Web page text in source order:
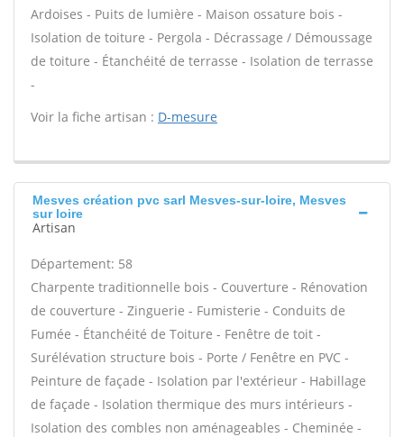
Ardoises - Puits de lumière - Maison ossature bois -
Isolation de toiture - Pergola - Décrassage / Démoussage
de toiture - Étanchéité de terrasse - Isolation de terrasse
-
Voir la fiche artisan : D-mesure
Mesves création pvc sarl Mesves-sur-loire, Mesves
sur loire
Artisan
Département: 58
Charpente traditionnelle bois - Couverture - Rénovation
de couverture - Zinguerie - Fumisterie - Conduits de
Fumée - Étanchéité de Toiture - Fenêtre de toit -
Surélévation structure bois - Porte / Fenêtre en PVC -
Peinture de façade - Isolation par l'extérieur - Habillage
de façade - Isolation thermique des murs intérieurs -
Isolation des combles non aménageables - Cheminée -